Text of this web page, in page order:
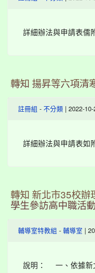
詳細辦法與申請表儒
轉知 揚昇等六項清
註冊組 - 不分類 | 2022-
詳細辦法與申請表如
轉知 新北市35校辦
學生參訪高中職活動
輔導室特教組 - 輔導室 |
說明： 一、依據新